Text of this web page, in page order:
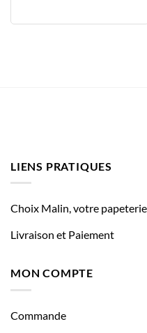
LIENS PRATIQUES
Choix Malin, votre
Livraison et Paiement
MON COMPTE
Commande